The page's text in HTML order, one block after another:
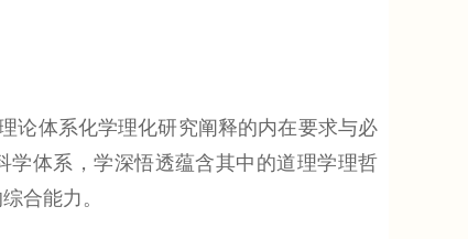
体系化学理化研究阐释的内在要求与必
体系，学深悟透蕴含其中的道理学理哲
合能力。